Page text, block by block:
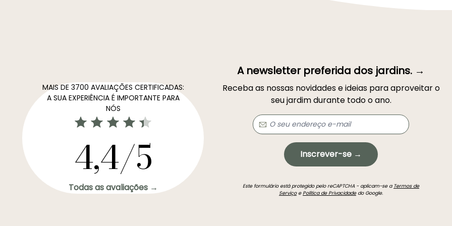
MAIS DE 3700 AVALIAÇÕES CERTIFICADAS:
A SUA EXPERIÊNCIA É IMPORTANTE PARA
NÓS
4,4/5
Todas as avaliações →
A newsletter preferida dos jardins. →
Receba as nossas novidades e ideias para aproveitar o
seu jardim durante todo o ano.
Inscrever-se →
Este formulário está protegido pelo reCAPTCHA - aplicam-se a Termos de
ServiçoePolítica de Privacidadedo Google.